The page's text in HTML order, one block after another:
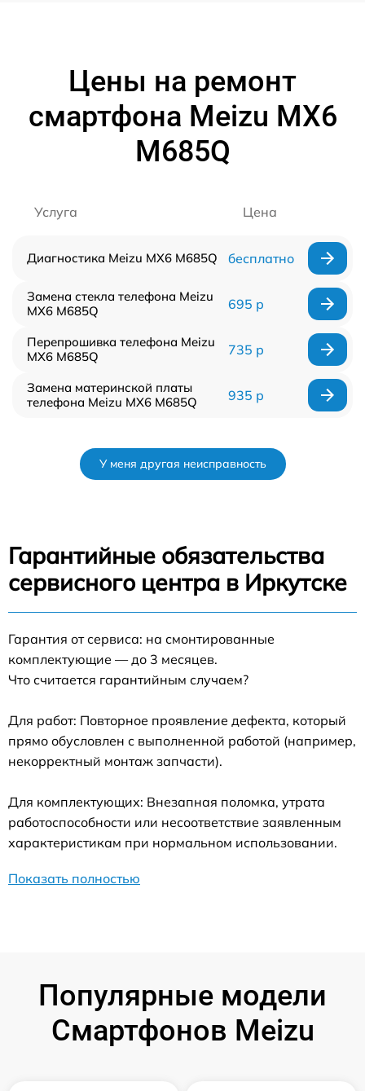
Цены на ремонт
смартфона Meizu MX6
M685Q
Услуга Цена
Диагностика Meizu MX6 M685Q бесплатно
Замена стекла телефона Meizu
MX6 M685Q
695 р
Перепрошивка телефона Meizu
MX6 M685Q
735 р
Замена материнской платы
телефона Meizu MX6 M685Q
935 р
У меня другая неисправность
Гарантийные обязательства
сервисного центра в Иркутске
Гарантия от сервиса: на смонтированные
комплектующие — до 3 месяцев.
Что считается гарантийным случаем?
Для работ: Повторное проявление дефекта, который
прямо обусловлен с выполненной работой (например,
некорректный монтаж запчасти).
Для комплектующих: Внезапная поломка, утрата
работоспособности или несоответствие заявленным
характеристикам при нормальном использовании.
Показать полностью
Популярные модели
Смартфонов Meizu